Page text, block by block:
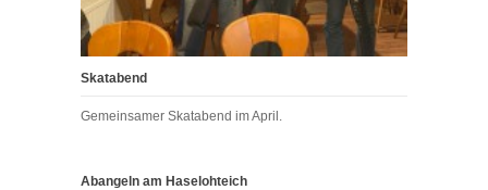
Skatabend
Gemeinsamer Skatabend im April.
Abangeln am Haselohteich